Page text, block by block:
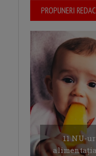
PROPUNERI
11 NU-